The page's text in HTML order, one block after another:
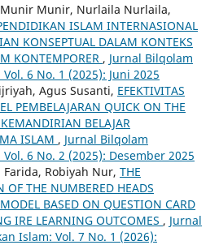
Munir, Nurlaila Nurlaila,
ISLAM INTERNASIONAL
KONSEPTUAL DALAM KONTEKS
KONTEMPORER , Jurnal Bilqolam
6 No. 1 (2025): Juni 2025
Agus Susanti, EFEKTIVITAS
PEMBELAJARAN QUICK ON THE
BELAJAR
ISLAM , Jurnal Bilqolam
6 No. 2 (2025): Desember 2025
Farida, Robiyah Nur, THE
THE NUMBERED HEADS
BASED ON QUESTION CARD
IRE LEARNING OUTCOMES , Jurnal
Islam: Vol. 7 No. 1 (2026):